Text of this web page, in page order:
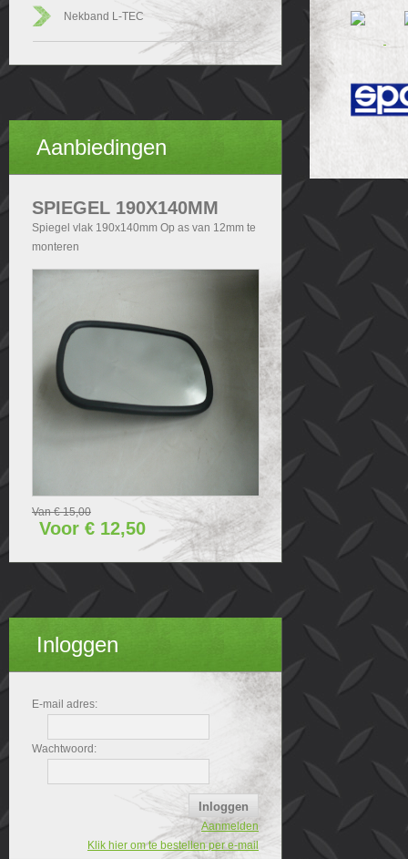
Nekband L-TEC
Aanbiedingen
SPIEGEL 190X140MM
Spiegel vlak 190x140mm Op as van 12mm te
monteren
Van € 15,00
Voor € 12,50
Inloggen
E-mail adres:
Wachtwoord:
Aanmelden
Klik hier om te bestellen per e-mail